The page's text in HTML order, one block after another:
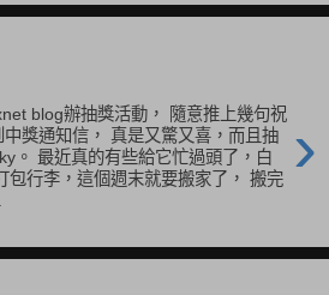
›
blog辦抽獎活動， 隨意推上幾句祝
獎通知信， 真是又驚又喜，而且抽
。 最近真的有些給它忙過頭了，白
包行李，這個週末就要搬家了， 搬完